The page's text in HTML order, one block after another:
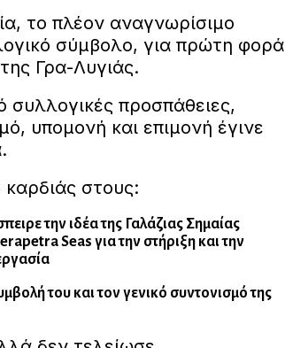
το πλέον αναγνωρίσιμο
σύμβολο, για πρώτη φορά
Γρα-Λυγιάς.
προσπάθειες,
υπομονή και επιμονή έγινε
στους:
την ιδέα της Γαλάζιας Σημαίας
Seas για την στήριξη και την
του και τον γενικό συντονισμό της